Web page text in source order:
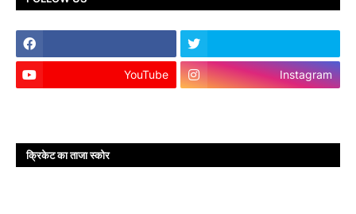
YouTube Instagram
क्रिकेट का ताजा स्कोर